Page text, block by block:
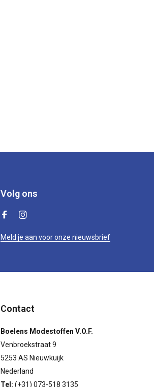
Volg ons
Meld je aan voor onze nieuwsbrief
Contact
Boelens Modestoffen V.O.F.
Venbroekstraat 9
5253 AS Nieuwkuijk
Nederland
Tel: (+31) 073-518 3135